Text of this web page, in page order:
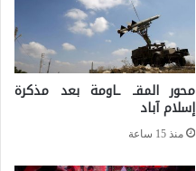
محور المقـ ـاومة بعد مذكرة
إسلام آباد
منذ 15 ساعة